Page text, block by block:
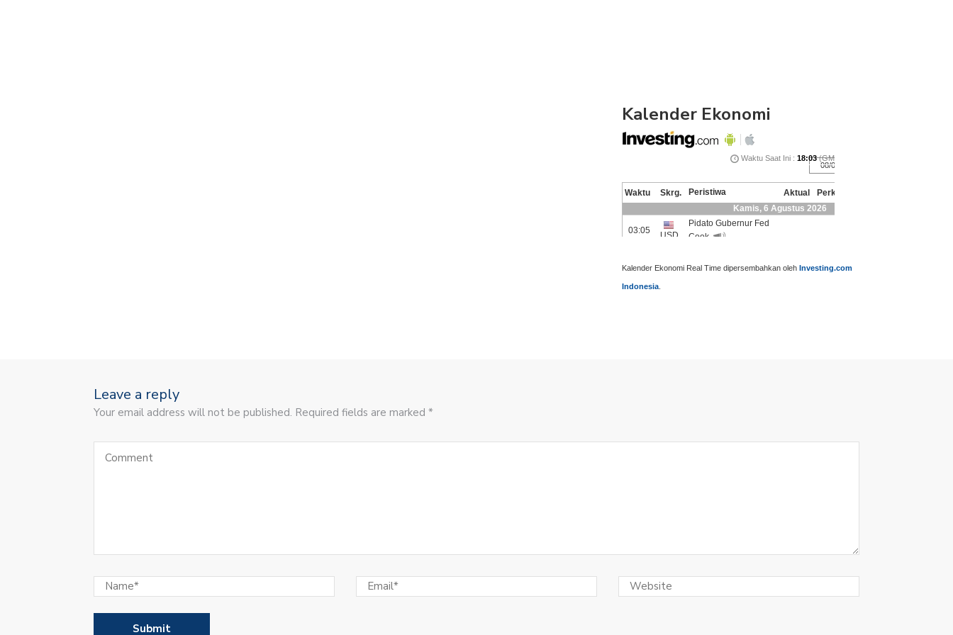
Kalender Ekonomi
Kalender Ekonomi Real Time dipersembahkan oleh Investing.com
Indonesia
Leave a reply
Your email address will not be published. Required fields are marked *